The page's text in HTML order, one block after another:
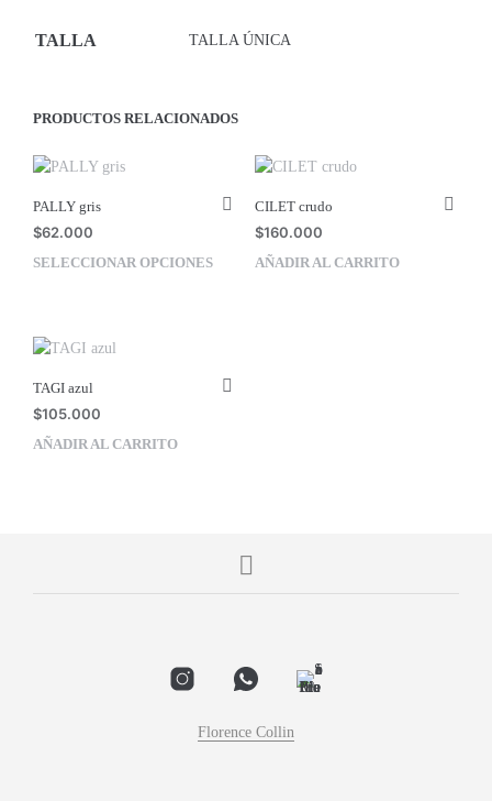
TALLA TALLA ÚNICA
PRODUCTOS RELACIONADOS
PALLY gris
$62.000
SELECCIONAR OPCIONES
Este
CILET crudo
$160.000
AÑADIR AL CARRITO
TAGI azul
$105.000
AÑADIR AL CARRITO
Florence Collin